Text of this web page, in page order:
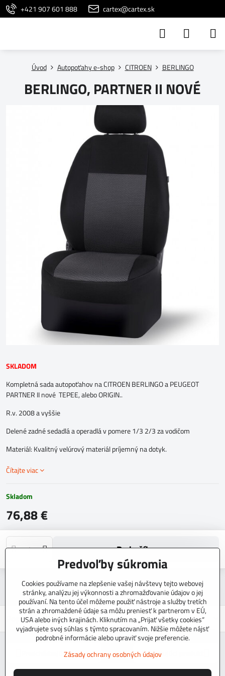
+421 907 601 888 cartex@cartex.sk
Úvod Autopoťahy e-shop CITROEN BERLINGO
BERLINGO, PARTNER II NOVÉ
SKLADOM
Kompletná sada autopoťahov na CITROEN BERLINGO a PEUGEOT
PARTNER II nové TEPEE, alebo ORIGIN..
R.v. 2008 a vyššie
Delené zadné sedadlá a operadlá v pomere 1/3 2/3 za vodičom
Materiál: Kvalitný velúrový materiál príjemný na dotyk.
Čítajte viac
Skladom
76,88 €
Do košíka
Otázka k produktu Strážny pes Doručenia
Popis
Predchádzajúci produkt Nasledujúci produkt
Predvoľby súkromia
Cookies používame na zlepšenie vašej návštevy tejto webovej
stránky, analýzu jej výkonnosti a zhromažďovanie údajov o jej
používaní. Na tento účel môžeme použiť nástroje a služby tretích
strán a zhromaždené údaje sa môžu preniesť k partnerom v EÚ,
USA alebo iných krajinách. Kliknutím na „Prijať všetky cookies“
vyjadrujete svoj súhlas s týmto spracovaním. Nižšie môžete nájsť
podrobné informácie alebo upraviť svoje preferencie.
Zásady ochrany osobných údajov